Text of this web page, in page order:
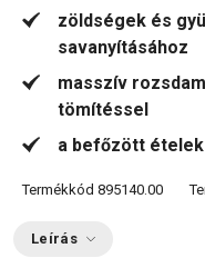
zöldségek és
savanyításához
masszív
tömítéssel
a befőzött
Termékkód 895140.00
Leírás